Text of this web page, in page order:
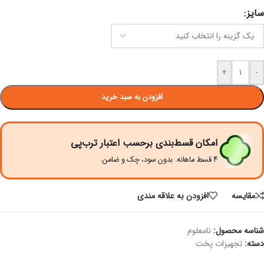
سایز
-
+
افزودن به سبد خرید
امکان قسط‌بندی برحسب اعتبار ترب‌پی
۴ قسط ماهانه. بدون سود، چک و ضامن.
مقايسه افزودن به علاقه مندی
شناسه محصول: نامعلوم
دسته: تجهیزات پخت